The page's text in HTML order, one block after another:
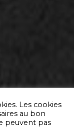
Les cookies
au bon
peuvent pas